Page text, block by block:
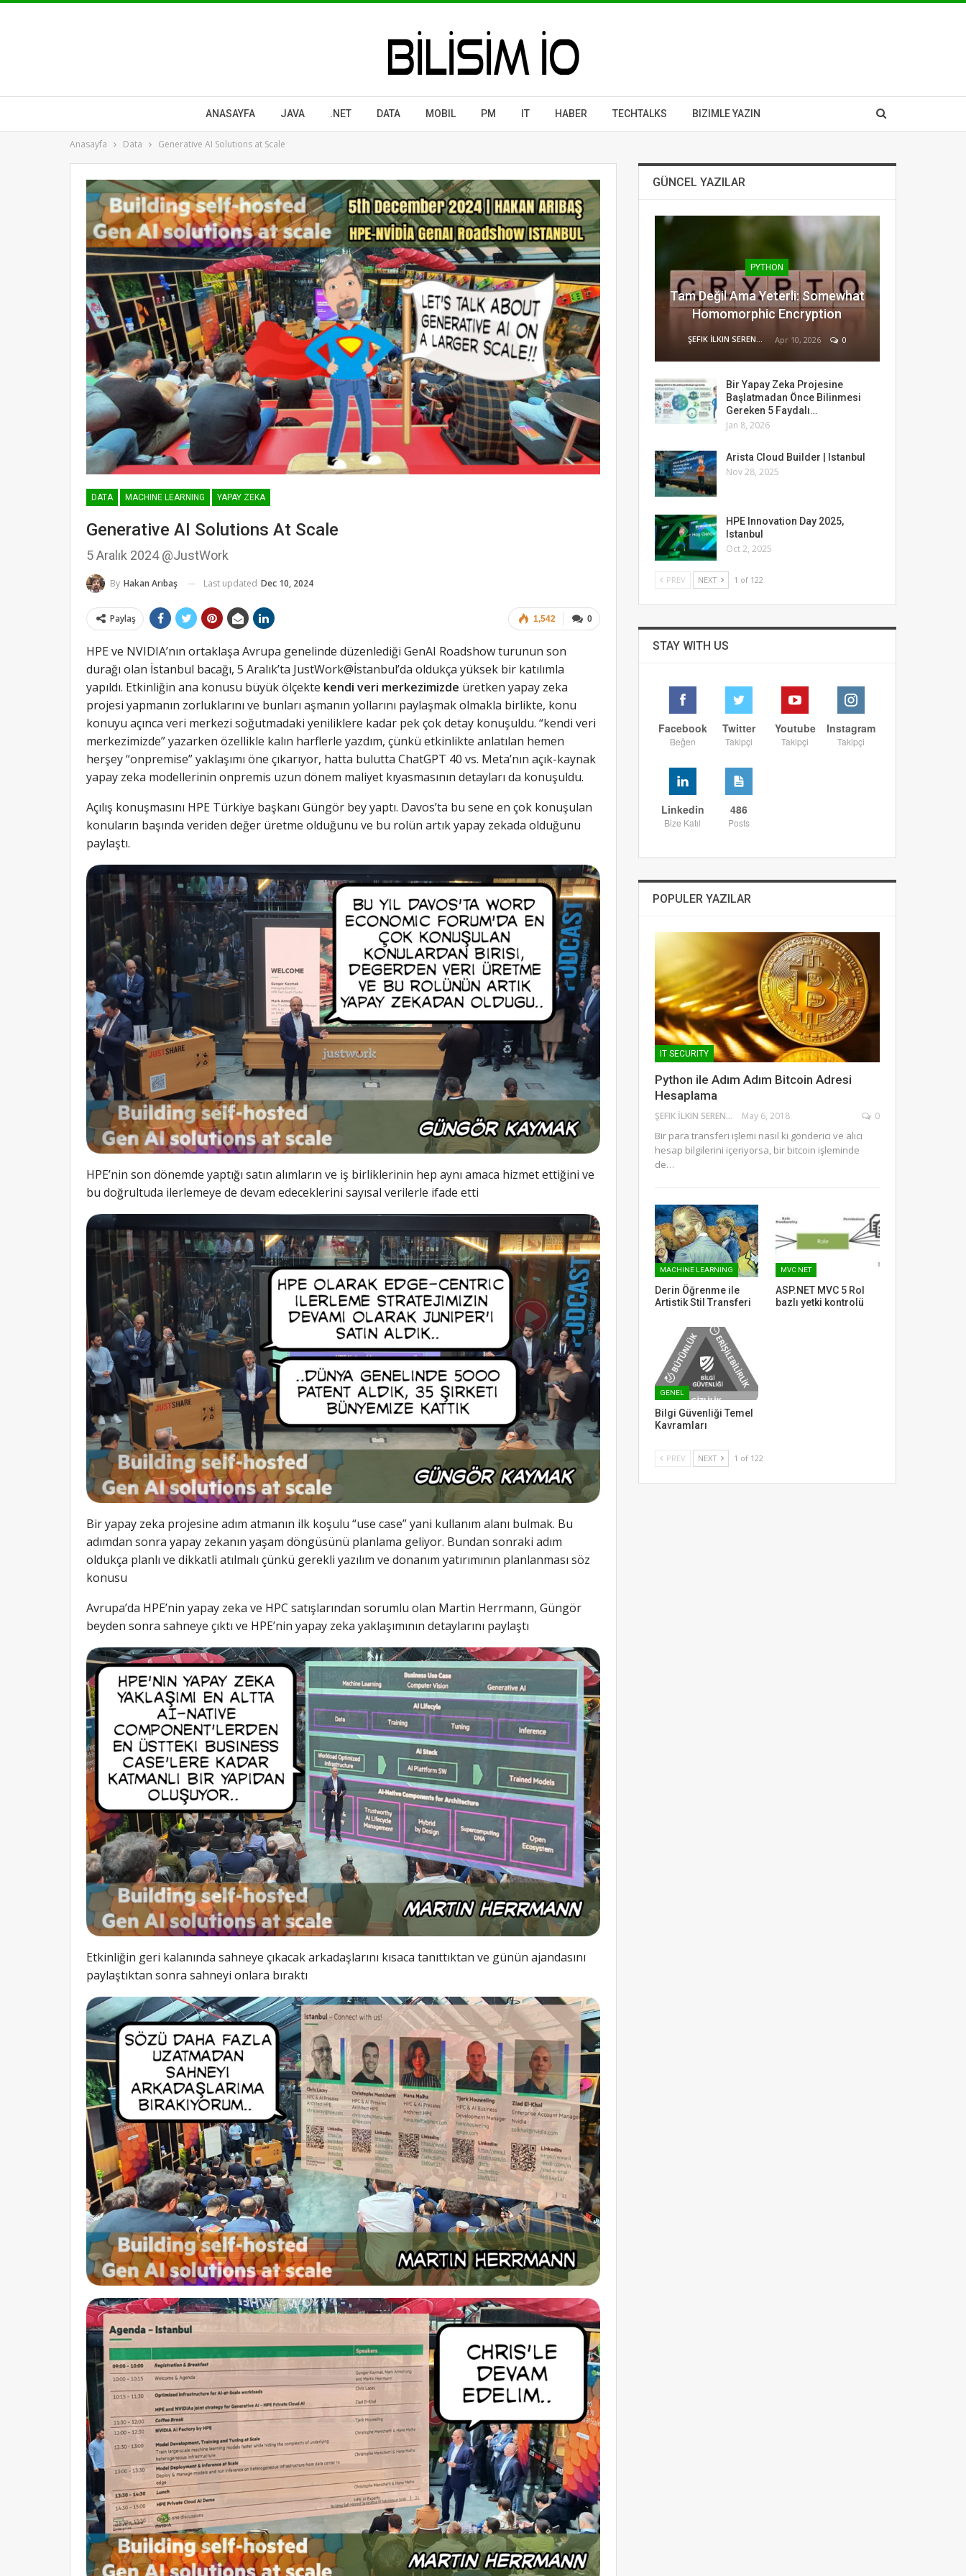
ANASAYFA JAVA .NET DATA MOBIL PM IT HABER TECHTALKS BIZIMLE YAZIN
Anasayfa Data Generative AI Solutions at Scale
DATA MACHINE LEARNING YAPAY ZEKA
Generative AI Solutions At Scale
5 Aralık 2024 @JustWork
By Hakan Arıbaş Last updated Dec 10, 2024
0
1,542
Paylaş
HPE ve NVIDIA’nın ortaklaşa Avrupa genelinde düzenlediği GenAI Roadshow turunun son
durağı olan İstanbul bacağı, 5 Aralık’ta JustWork@İstanbul’da oldukça yüksek bir katılımla
yapıldı. Etkinliğin ana konusu büyük ölçekte kendi veri merkezimizde üretken yapay zeka
projesi yapmanın zorluklarını ve bunları aşmanın yollarını paylaşmak olmakla birlikte, konu
konuyu açınca veri merkezi soğutmadaki yeniliklere kadar pek çok detay konuşuldu. “kendi veri
merkezimizde” yazarken özellikle kalın harflerle yazdım, çünkü etkinlikte anlatılan hemen
herşey “onpremise” yaklaşımı öne çıkarıyor, hatta bulutta ChatGPT 40 vs. Meta’nın açık-kaynak
yapay zeka modellerinin onpremis uzun dönem maliyet kıyasmasının detayları da konuşuldu.
Açılış konuşmasını HPE Türkiye başkanı Güngör bey yaptı. Davos’ta bu sene en çok konuşulan
konuların başında veriden değer üretme olduğunu ve bu rolün artık yapay zekada olduğunu
paylaştı.
HPE’nin son dönemde yaptığı satın alımların ve iş birliklerinin hep aynı amaca hizmet ettiğini ve
bu doğrultuda ilerlemeye de devam edeceklerini sayısal verilerle ifade etti
Bir yapay zeka projesine adım atmanın ilk koşulu “use case” yani kullanım alanı bulmak. Bu
adımdan sonra yapay zekanın yaşam döngüsünü planlama geliyor. Bundan sonraki adım
oldukça planlı ve dikkatli atılmalı çünkü gerekli yazılım ve donanım yatırımının planlanması söz
konusu
Avrupa’da HPE’nin yapay zeka ve HPC satışlarından sorumlu olan Martin Herrmann, Güngör
beyden sonra sahneye çıktı ve HPE’nin yapay zeka yaklaşımının detaylarını paylaştı
Etkinliğin geri kalanında sahneye çıkacak arkadaşlarını kısaca tanıttıktan ve günün ajandasını
paylaştıktan sonra sahneyi onlara bıraktı
GÜNCEL YAZILAR
PYTHON
Tam Değil Ama Yeterli: Somewhat
Homomorphic Encryption
ŞEFIK İLKIN SERENGIL Apr 10, 2026 0
Bir Yapay Zeka Projesine
Başlatmadan Önce Bilinmesi
Gereken 5 Faydalı…
Jan 8, 2026
Arista Cloud Builder | Istanbul
Nov 28, 2025
HPE Innovation Day 2025,
Istanbul
Oct 2, 2025
PREV NEXT 1 of 122
STAY WITH US
Facebook
Beğen
Twitter
Takipçi
Youtube
Takipçi
Instagram
Takipçi
Linkedin
Bize Katıl
486
Posts
POPULER YAZILAR
IT SECURITY
Python ile Adım Adım Bitcoin Adresi
Hesaplama
ŞEFIK İLKIN SERENGIL May 6, 2018 0
Bir para transferi işlemi nasıl ki gönderici ve alıcı
hesap bilgilerini içeriyorsa, bir bitcoin işleminde
de…
MACHINE LEARNING
Derin Öğrenme ile
Artistik Stil Transferi
MVC NET
ASP.NET MVC 5 Rol
bazlı yetki kontrolü
GENEL
Bilgi Güvenliği Temel
Kavramları
PREV NEXT 1 of 122